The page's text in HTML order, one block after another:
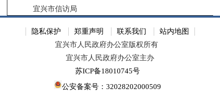
宜兴市信访局
隐私保护 郑重声明 联系我们
站内地图
宜兴市人民政府办公室版权所有
宜兴市人民政府办公室主办
苏ICP备18010745号
公安备案号：32028202000509